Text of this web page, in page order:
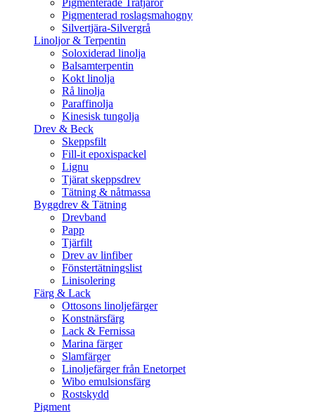
Pigmenterade Trätjäror
Pigmenterad roslagsmahogny
Silvertjära-Silvergrå
Linoljor & Terpentin
Soloxiderad linolja
Balsamterpentin
Kokt linolja
Rå linolja
Paraffinolja
Kinesisk tungolja
Drev & Beck
Skeppsfilt
Fill-it epoxispackel
Lignu
Tjärat skeppsdrev
Tätning & nåtmassa
Byggdrev & Tätning
Drevband
Papp
Tjärfilt
Drev av linfiber
Fönstertätningslist
Linisolering
Färg & Lack
Ottosons linoljefärger
Konstnärsfärg
Lack & Fernissa
Marina färger
Slamfärger
Linoljefärger från Enetorpet
Wibo emulsionsfärg
Rostskydd
Pigment